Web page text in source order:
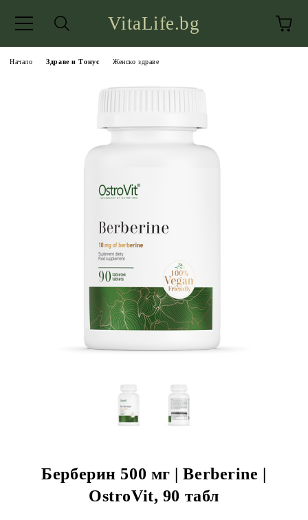
VitaLife.bg
Начало Здраве и Тонус Женско здраве
Берберин 500 мг | Berberine |
OstroVit, 90 табл